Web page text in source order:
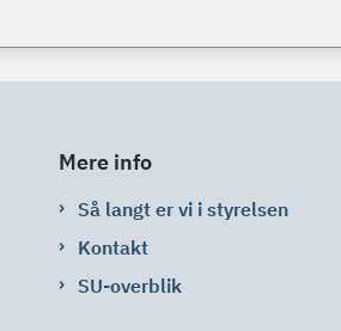
Mere info
Så langt er vi i styrelsen
Kontakt
SU-overblik